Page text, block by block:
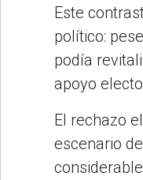
Este
político:
podía
apoyo
El rechazo
escenario